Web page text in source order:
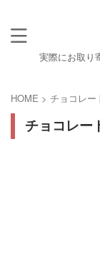
実際にお取り
HOME > チョコレー
チョコレー